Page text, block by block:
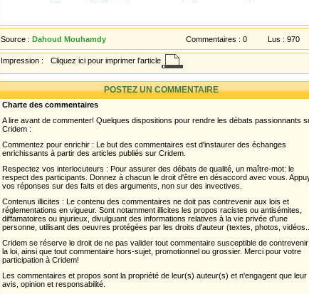
Source : Dahoud Mouhamdy Commentaires : 0 Lus : 970
Impression : Cliquez ici pour imprimer l'article
POSTEZ UN COMMENTAIRE
Charte des commentaires
A lire avant de commenter! Quelques dispositions pour rendre les débats passionnants
Cridem :
Commentez pour enrichir : Le but des commentaires est d'instaurer des échanges
enrichissants à partir des articles publiés sur Cridem.
Respectez vos interlocuteurs : Pour assurer des débats de qualité, un maître-mot: le
respect des participants. Donnez à chacun le droit d'être en désaccord avec vous.
vos réponses sur des faits et des arguments, non sur des invectives.
Contenus illicites : Le contenu des commentaires ne doit pas contrevenir aux lois et
réglementations en vigueur. Sont notamment illicites les propos racistes ou antisémites,
diffamatoires ou injurieux, divulguant des informations relatives à la vie privée d'une
personne, utilisant des oeuvres protégées par les droits d'auteur (textes, photos,
Cridem se réserve le droit de ne pas valider tout commentaire susceptible de
la loi, ainsi que tout commentaire hors-sujet, promotionnel ou grossier. Merci pour votre
participation à Cridem!
Les commentaires et propos sont la propriété de leur(s) auteur(s) et n'engagent que leur
avis, opinion et responsabilité.